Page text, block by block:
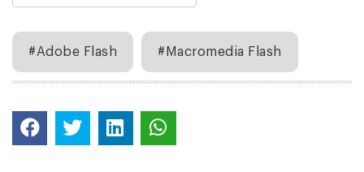
#Adobe Flash #Macromedia Flash